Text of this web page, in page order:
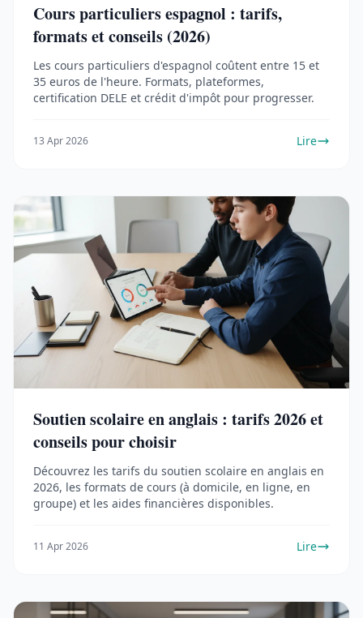
Cours particuliers espagnol : tarifs,
formats et conseils (2026)
Les cours particuliers d'espagnol coûtent entre 15 et
35 euros de l'heure. Formats, plateformes,
certification DELE et crédit d'impôt pour progresser.
13 Apr 2026 Lire
Soutien scolaire en anglais : tarifs 2026 et
conseils pour choisir
Découvrez les tarifs du soutien scolaire en anglais en
2026, les formats de cours (à domicile, en ligne, en
groupe) et les aides financières disponibles.
11 Apr 2026 Lire